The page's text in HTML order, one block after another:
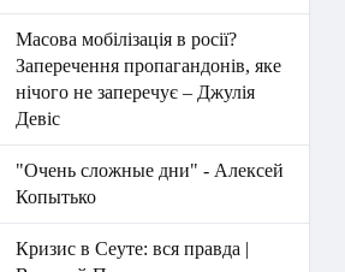
Масова мобілізація в росії?
Заперечення пропагандонів, яке
нічого не заперечує – Джулія
Девіс
"Очень сложные дни" - Алексей
Копытько
Кризис в Сеуте: вся правда |